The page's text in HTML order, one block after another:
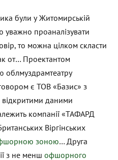
були у Житомирській
проаналізувати
то можна цілком скласти
от… Проектантом
облмуздрамтеатру
є ТОВ «Базис» з
відкритими даними
компанії «ТАФАРД
Віргінських
зоною… Друга
з не менш офшорного